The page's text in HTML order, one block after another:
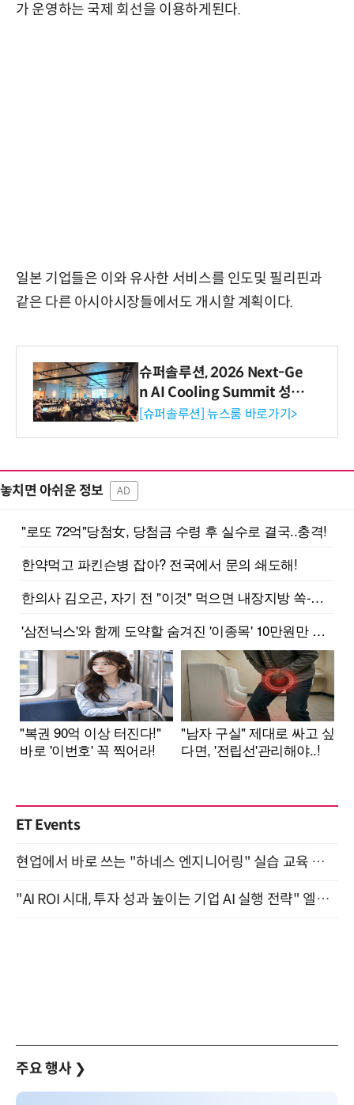
가 운영하는 국제 회선을 이용하게된다.
일본 기업들은 이와 유사한 서비스를 인도및 필리핀과
같은 다른 아시아시장들에서도 개시할 계획이다.
슈퍼솔루션, 2026 Next-Ge
n AI Cooling Summit 성황
리 성료
[슈퍼솔루션] 뉴스룸 바로가기>
놓치면 아쉬운 정보 AD
ET Events
현업에서 바로 쓰는 "하네스 엔지니어링" 실습 교육 워크숍 8월 20일 개최
"AI ROI 시대, 투자 성과 높이는 기업 AI 실행 전략" 엘타워 6층 (9월 18일)
주요 행사 ❯